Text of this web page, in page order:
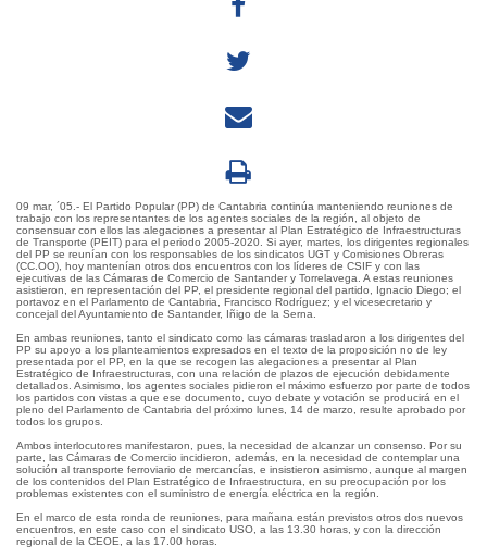
09 mar, ´05.- El Partido Popular (PP) de Cantabria continúa manteniendo reuniones de
trabajo con los representantes de los agentes sociales de la región, al objeto de
consensuar con ellos las alegaciones a presentar al Plan Estratégico de Infraestructuras
de Transporte (PEIT) para el periodo 2005-2020. Si ayer, martes, los dirigentes regionales
del PP se reunían con los responsables de los sindicatos UGT y Comisiones Obreras
(CC.OO), hoy mantenían otros dos encuentros con los líderes de CSIF y con las
ejecutivas de las Cámaras de Comercio de Santander y Torrelavega. A estas reuniones
asistieron, en representación del PP, el presidente regional del partido, Ignacio Diego; el
portavoz en el Parlamento de Cantabria, Francisco Rodríguez; y el vicesecretario y
concejal del Ayuntamiento de Santander, Iñigo de la Serna.
En ambas reuniones, tanto el sindicato como las cámaras trasladaron a los dirigentes del
PP su apoyo a los planteamientos expresados en el texto de la proposición no de ley
presentada por el PP, en la que se recogen las alegaciones a presentar al Plan
Estratégico de Infraestructuras, con una relación de plazos de ejecución debidamente
detallados. Asimismo, los agentes sociales pidieron el máximo esfuerzo por parte de todos
los partidos con vistas a que ese documento, cuyo debate y votación se producirá en el
pleno del Parlamento de Cantabria del próximo lunes, 14 de marzo, resulte aprobado por
todos los grupos.
Ambos interlocutores manifestaron, pues, la necesidad de alcanzar un consenso. Por su
parte, las Cámaras de Comercio incidieron, además, en la necesidad de contemplar una
solución al transporte ferroviario de mercancías, e insistieron asimismo, aunque al margen
de los contenidos del Plan Estratégico de Infraestructura, en su preocupación por los
problemas existentes con el suministro de energía eléctrica en la región.
En el marco de esta ronda de reuniones, para mañana están previstos otros dos nuevos
encuentros, en este caso con el sindicato USO, a las 13.30 horas, y con la dirección
regional de la CEOE, a las 17.00 horas.